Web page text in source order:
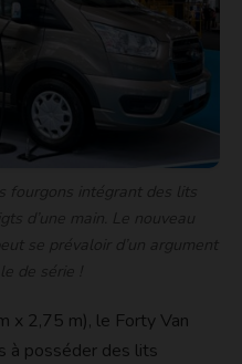
x 2,75 m), le Forty Van
à posséder des lits